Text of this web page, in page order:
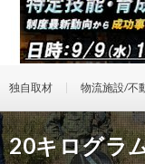
独自取材 物流施設/不
20キログラ